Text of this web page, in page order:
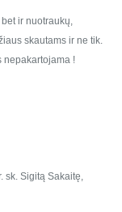
ir nuotraukų,
skautams ir ne tik.
nepakartojama !
sk. Sigitą Sakaitę,